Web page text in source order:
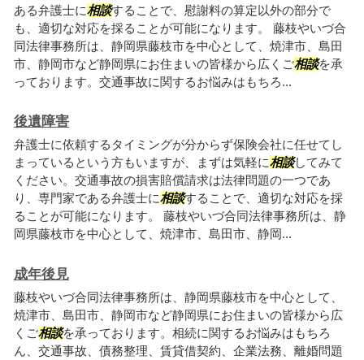
ある弁護士に相談することで、慰謝料の算定以外の部分で
も、適切な対応を採ることが可能になります。 藤枝やいづ合
同法律事務所は、静岡県藤枝市を中心として、焼津市、島田
市、静岡市など静岡県にお住まいの皆様から広くご相談を承
っております。交通事故に関するお悩みはもちろ...
後遺障害
弁護士に依頼するタイミングが分からず保険会社に任せてし
まっているという方もいますが、まずは気軽に相談してみて
ください。交通事故の損害賠償請求は法律問題の一つであ
り、専門家である弁護士に相談することで、適切な対応を採
ることが可能になります。 藤枝やいづ合同法律事務所は、静
岡県藤枝市を中心として、焼津市、島田市、静岡...
成年後見
藤枝やいづ合同法律事務所は、静岡県藤枝市を中心として、
焼津市、島田市、静岡市など静岡県にお住まいの皆様から広
くご相談を承っております。相続に関するお悩みはもちろ
ん、交通事故、債務整理、賃貸借契約、企業法務、離婚問題